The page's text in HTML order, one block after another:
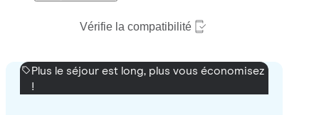
Vérifie la compatibilité
Plus le séjour est long, plus vous économisez
!